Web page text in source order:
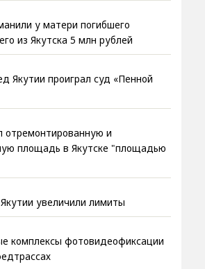
у матери погибшего
из Якутска 5 млн рублей
Якутии проиграл суд «Пенной
отремонтированную и
площадь в Якутске "площадью
увеличили лимиты
комплексы фотовидеофиксации